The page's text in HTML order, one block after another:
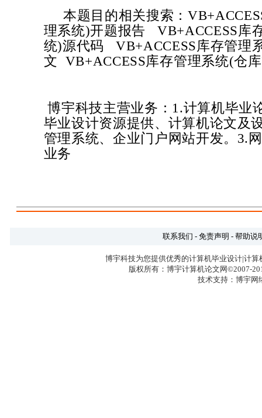
本题目的相关搜索：
理系统)开题报告 VB+ACCESS库
统)源代码 VB+ACCESS库存管理
文 VB+ACCESS库存管理系统(仓
博宇科技主营业务：1.计算机毕业
毕业设计资源提供、计算机论文及
管理系统、企业门户网站开发。3.
业务
联系我们 - 免责声明 - 帮助说
博宇科技为您提供优秀的计算机毕业设计|计
版权所有：博宇计算机论文网©2007-
技术支持：博宇网